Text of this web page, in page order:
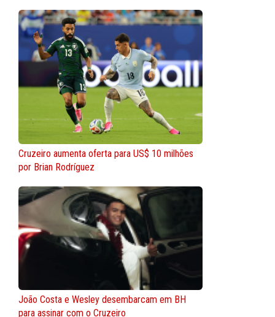
Cruzeiro aumenta oferta para US$ 10 milhões
por Brian Rodríguez
João Costa e Wesley desembarcam em BH
para assinar com o Cruzeiro